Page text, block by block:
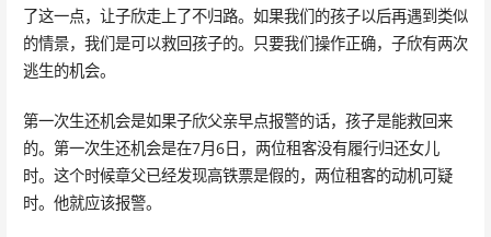
了这一点，让子欣走上了不归路。如果我们的孩子以后再遇到类似
的情景，我们是可以救回孩子的。只要我们操作正确，子欣有两次
逃生的机会。
第一次生还机会是如果子欣父亲早点报警的话，孩子是能救回来
的。第一次生还机会是在7月6日，两位租客没有履行归还女儿
时。这个时候章父已经发现高铁票是假的，两位租客的动机可疑
时。他就应该报警。